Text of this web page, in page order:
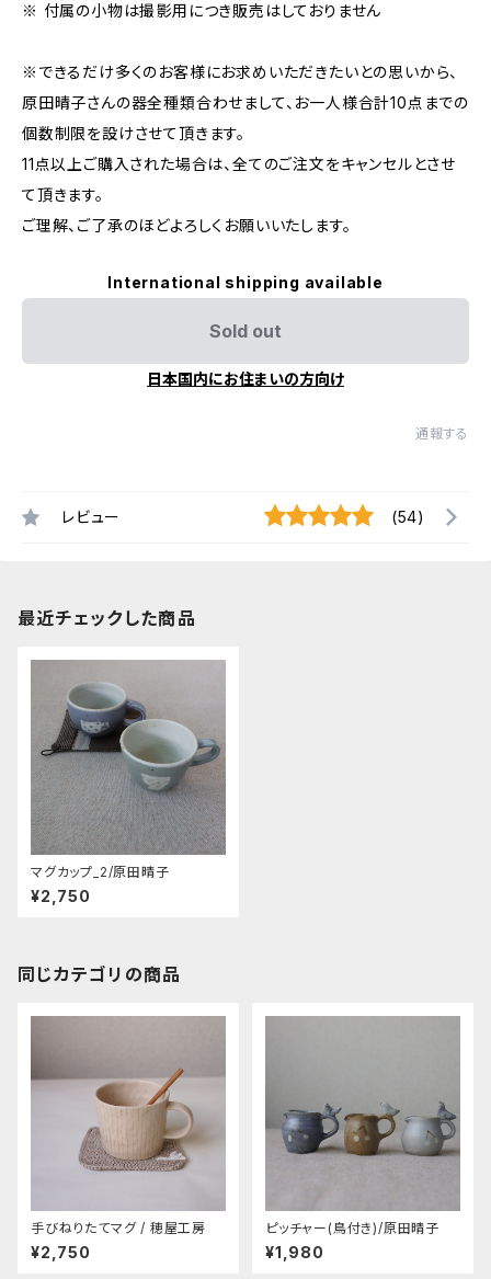
※ 付属の小物は撮影用につき販売はしておりません
※できるだけ多くのお客様にお求めいただきたいとの思いから、
原田晴子さんの器全種類合わせまして、お一人様合計10点までの
個数制限を設けさせて頂きます。
11点以上ご購入された場合は、全てのご注文をキャンセルとさせ
て頂きます。
ご理解、ご了承のほどよろしくお願いいたします。
International shipping available
Sold out
日本国内にお住まいの方向け
通報する
レビュー (54)
最近チェックした商品
マグカップ_2/原田晴子
¥2,750
同じカテゴリの商品
手びねりたてマグ / 穂屋工房
¥2,750
ピッチャー(鳥付き)/原田晴子
¥1,980